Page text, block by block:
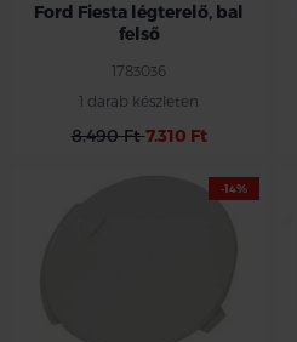
Ford Fiesta légterelő, bal
felső
1783036
1 darab készleten
8.490 Ft7.310 Ft
-14%